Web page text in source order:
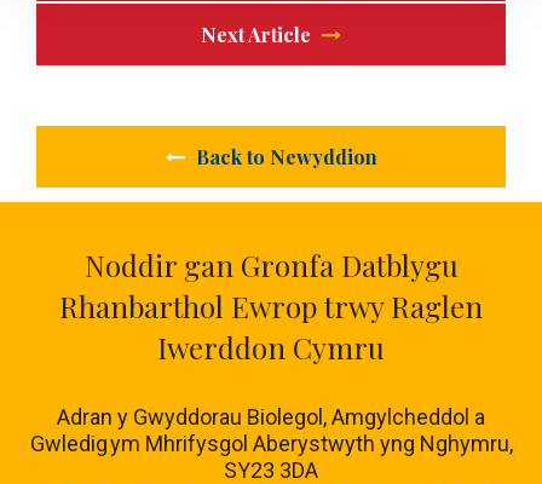
Next Article
Back to Newyddion
Noddir gan Gronfa Datblygu
Rhanbarthol Ewrop trwy Raglen
Iwerddon Cymru
Adran y Gwyddorau Biolegol, Amgylcheddol a
Gwledig ym Mhrifysgol Aberystwyth yng Nghymru,
SY23 3DA